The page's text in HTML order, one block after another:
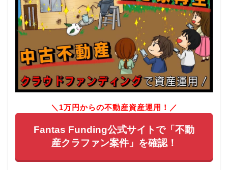
＼1万円からの不動産資産運用！／
Fantas Funding公式サイトで「不動
産クラファン案件」を確認！